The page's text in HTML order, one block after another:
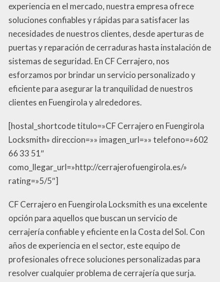
experiencia en el mercado, nuestra empresa ofrece
soluciones confiables y rápidas para satisfacer las
necesidades de nuestros clientes, desde aperturas de
puertas y reparación de cerraduras hasta instalación de
sistemas de seguridad. En CF Cerrajero, nos
esforzamos por brindar un servicio personalizado y
eficiente para asegurar la tranquilidad de nuestros
clientes en Fuengirola y alrededores.
[hostal_shortcode titulo=»CF Cerrajero en Fuengirola
Locksmith» direccion=»» imagen_url=»» telefono=»602
66 33 51″
como_llegar_url=»http://cerrajerofuengirola.es/»
rating=»5/5″]
CF Cerrajero en Fuengirola Locksmith es una excelente
opción para aquellos que buscan un servicio de
cerrajería confiable y eficiente en la Costa del Sol. Con
años de experiencia en el sector, este equipo de
profesionales ofrece soluciones personalizadas para
resolver cualquier problema de cerrajería que surja.